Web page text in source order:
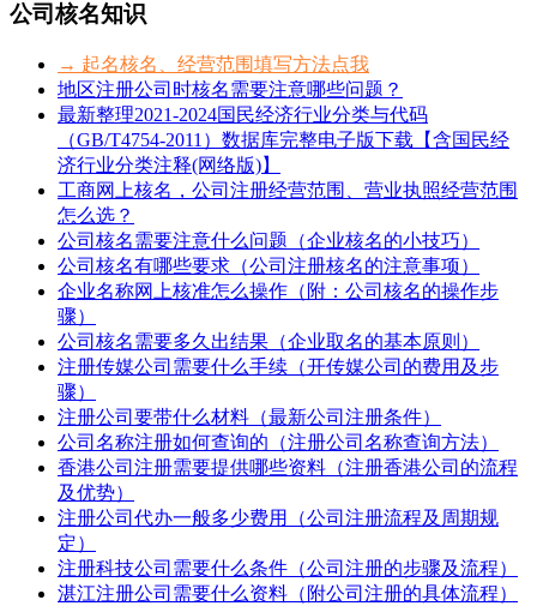
公司核名知识
→ 起名核名、经营范围填写方法点我
地区注册公司时核名需要注意哪些问题？
最新整理2021-2024国民经济行业分类与代码
（GB/T4754-2011）数据库完整电子版下载【含国民经
济行业分类注释(网络版)】
工商网上核名，公司注册经营范围、营业执照经营范围
怎么选？
公司核名需要注意什么问题（企业核名的小技巧）
公司核名有哪些要求（公司注册核名的注意事项）
企业名称网上核准怎么操作（附：公司核名的操作步
骤）
公司核名需要多久出结果（企业取名的基本原则）
注册传媒公司需要什么手续（开传媒公司的费用及步
骤）
注册公司要带什么材料（最新公司注册条件）
公司名称注册如何查询的（注册公司名称查询方法）
香港公司注册需要提供哪些资料（注册香港公司的流程
及优势）
注册公司代办一般多少费用（公司注册流程及周期规
定）
注册科技公司需要什么条件（公司注册的步骤及流程）
湛江注册公司需要什么资料（附公司注册的具体流程）